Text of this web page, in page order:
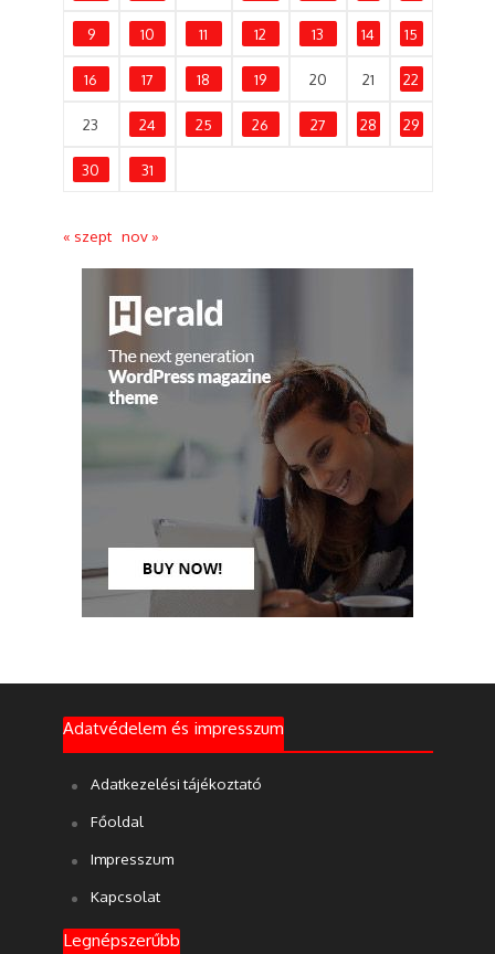
9 10 11 12 13 14 15
16 17 18 19 20 21 22
23 24 25 26 27 28 29
30 31
« szept nov »
Adatvédelem és impresszum
Adatkezelési tájékoztató
Főoldal
Impresszum
Kapcsolat
Legnépszerűbb